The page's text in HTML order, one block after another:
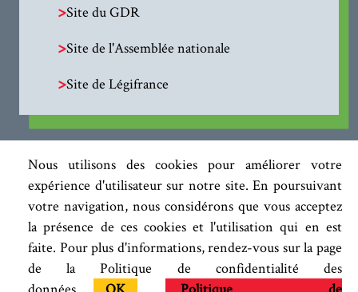
Nous utilisons des cookies pour améliorer votre
expérience d'utilisateur sur notre site. En poursuivant
votre navigation, nous considérons que vous acceptez
la présence de ces cookies et l'utilisation qui en est
faite. Pour plus d'informations, rendez-vous sur la page
de la Politique de confidentialité des
>Site du GDR
>Site de l'Assemblée nationale
>Site de Légifrance